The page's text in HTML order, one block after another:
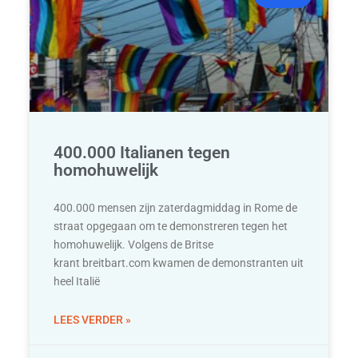
400.000 Italianen tegen
homohuwelijk
400.000 mensen zijn zaterdagmiddag in Rome de
straat opgegaan om te demonstreren tegen het
homohuwelijk. Volgens de Britse
krant breitbart.com kwamen de demonstranten uit
heel Italië
LEES VERDER »